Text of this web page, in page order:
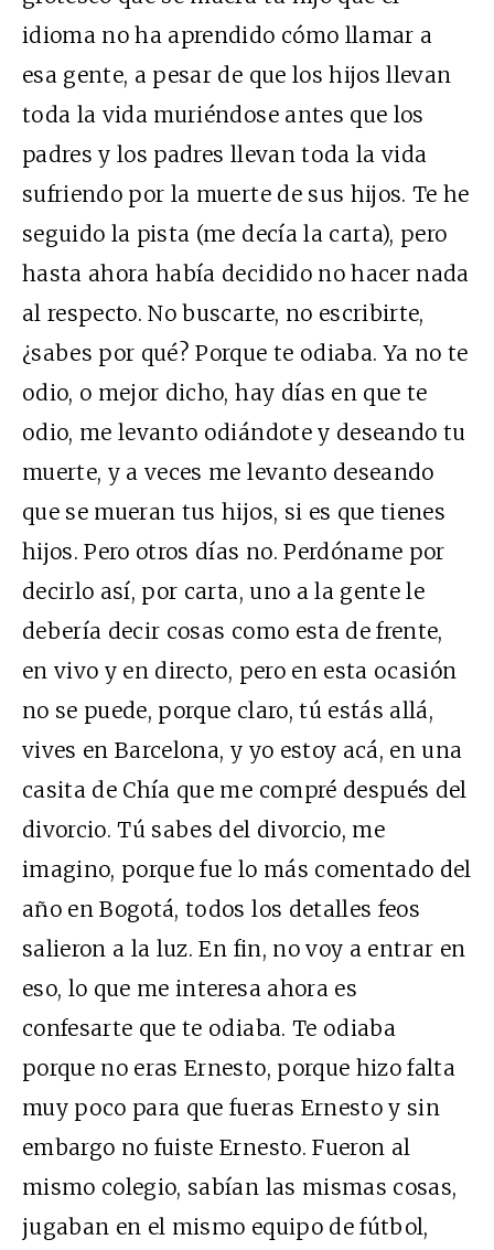
idioma no ha aprendido cómo llamar a
esa gente, a pesar de que los hijos llevan
toda la vida muriéndose antes que los
padres y los padres llevan toda la vida
sufriendo por la muerte de sus hijos. Te he
seguido la pista (me decía la carta), pero
hasta ahora había decidido no hacer nada
al respecto. No buscarte, no escribirte,
¿sabes por qué? Porque te odiaba. Ya no te
odio, o mejor dicho, hay días en que te
odio, me levanto odiándote y deseando tu
muerte, y a veces me levanto deseando
que se mueran tus hijos, si es que tienes
hijos. Pero otros días no. Perdóname por
decirlo así, por carta, uno a la gente le
debería decir cosas como esta de frente,
en vivo y en directo, pero en esta ocasión
no se puede, porque claro, tú estás allá,
vives en Barcelona, y yo estoy acá, en una
casita de Chía que me compré después del
divorcio. Tú sabes del divorcio, me
imagino, porque fue lo más comentado del
año en Bogotá, todos los detalles feos
salieron a la luz. En fin, no voy a entrar en
eso, lo que me interesa ahora es
confesarte que te odiaba. Te odiaba
porque no eras Ernesto, porque hizo falta
muy poco para que fueras Ernesto y sin
embargo no fuiste Ernesto. Fueron al
mismo colegio, sabían las mismas cosas,
jugaban en el mismo equipo de fútbol,